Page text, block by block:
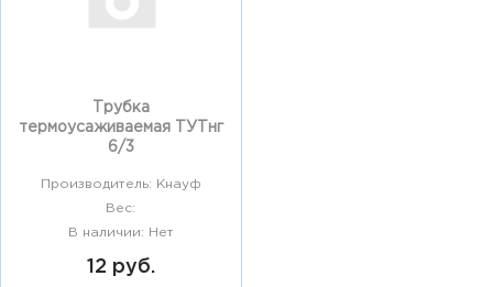
Трубка
термоусаживаемая ТУТнг
6/3
Производитель: Кнауф
Вес:
В наличии: Нет
12 руб.